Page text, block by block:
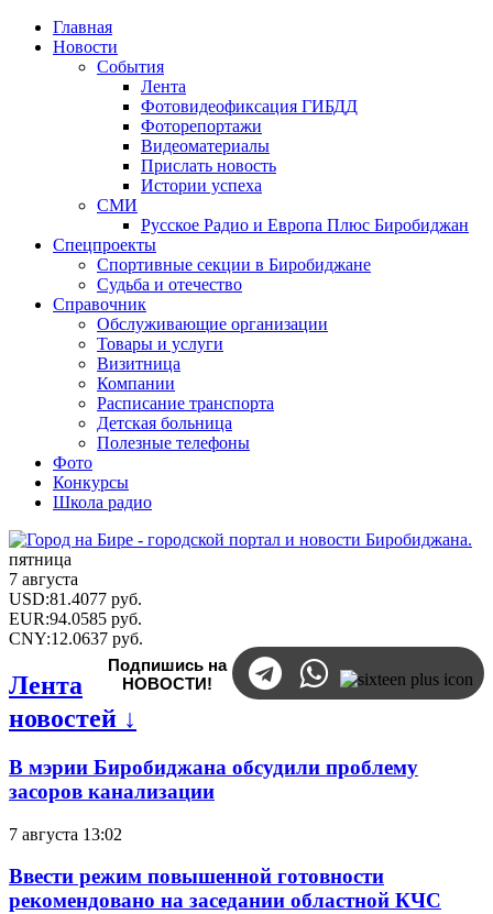
Главная
Новости
События
Лента
Фотовидеофиксация ГИБДД
Фоторепортажи
Видеоматериалы
Прислать новость
Истории успеха
СМИ
Русское Радио и Европа Плюс Биробиджан
Спецпроекты
Спортивные секции в Биробиджане
Судьба и отечество
Справочник
Обслуживающие организации
Товары и услуги
Визитница
Компании
Расписание транспорта
Детская больница
Полезные телефоны
Фото
Конкурсы
Школа радио
пятница
7 августа
USD:81.4077 руб.
EUR:94.0585 руб.
CNY:12.0637 руб.
Подпишись на
НОВОСТИ!
Лента
новостей ↓
В мэрии Биробиджана обсудили проблему
засоров канализации
7 августа 13:02
Ввести режим повышенной готовности
рекомендовано на заседании областной КЧС